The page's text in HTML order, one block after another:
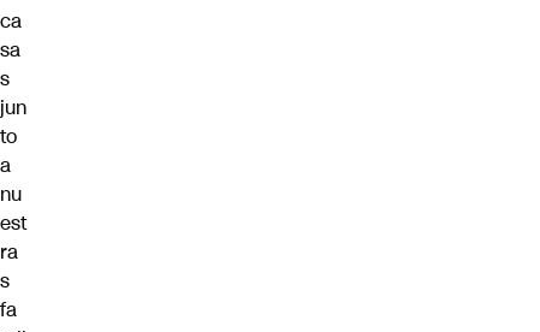
ca
sa
s
jun
to
a
nu
est
ra
s
fa